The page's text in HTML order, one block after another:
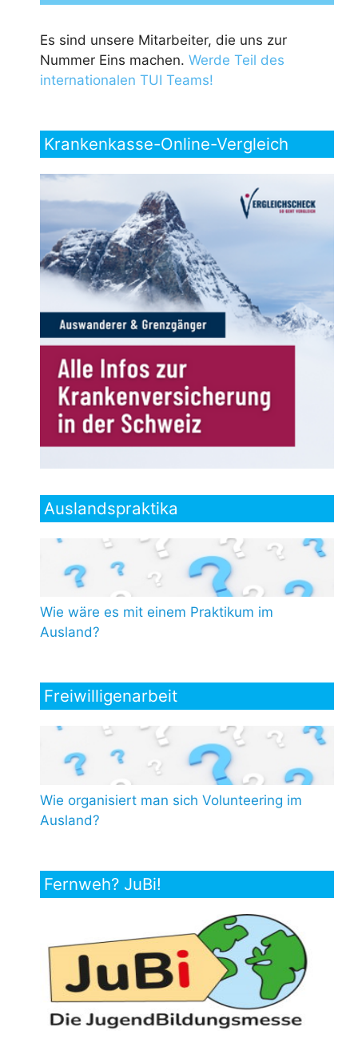
Es sind unsere Mitarbeiter, die uns zur
Nummer Eins machen. Werde Teil des
internationalen TUI Teams!
Krankenkasse-Online-Vergleich
Auslandspraktika
Wie wäre es mit einem Praktikum im
Ausland?
Freiwilligenarbeit
Wie organisiert man sich Volunteering im
Ausland?
Fernweh? JuBi!